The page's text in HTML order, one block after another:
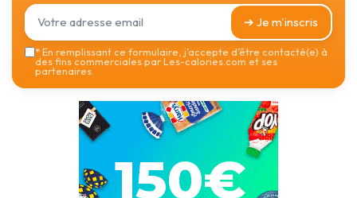
➔ Je m'inscris
*En remplissant ce formulaire, j’accepte d’être contacté(e) à
des fins commerciales par Les-calories.com et ses
partenaires.